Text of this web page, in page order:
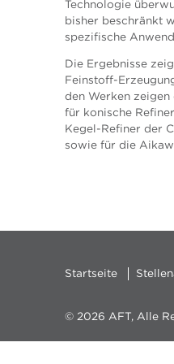
Technologie
bisher beschränkt
spezifische
Die Ergebnisse
Feinstoff-
den Werken
für konische
Kegel-Refiner der
sowie für die
Startseite
© 2026 AFT, Alle